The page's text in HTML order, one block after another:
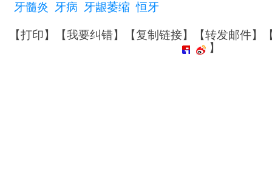
牙髓炎
牙病 牙龈萎缩 恒牙
【打印】【我要纠错】【复制链接】【转发邮件】
】